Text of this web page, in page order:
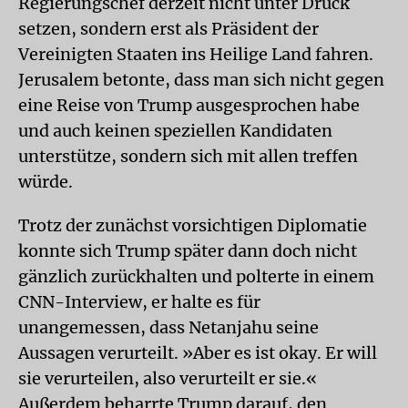
setzen, sondern erst als Präsident der
Vereinigten Staaten ins Heilige Land fahren.
Jerusalem betonte, dass man sich nicht gegen
eine Reise von Trump ausgesprochen habe
und auch keinen speziellen Kandidaten
unterstütze, sondern sich mit allen treffen
würde.
Trotz der zunächst vorsichtigen Diplomatie
konnte sich Trump später dann doch nicht
gänzlich zurückhalten und polterte in einem
CNN-Interview, er halte es für
unangemessen, dass Netanjahu seine
Aussagen verurteilt. »Aber es ist okay. Er will
sie verurteilen, also verurteilt er sie.«